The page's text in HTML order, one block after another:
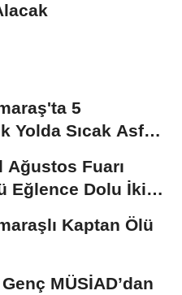
5
Yolda Sıcak Asfalt
Ağustos Fuarı
Eğlence Dolu İki
Kaptan Ölü
MÜSİAD’dan